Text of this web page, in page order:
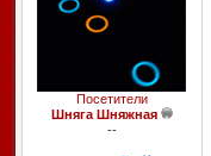
Посетители
Шняга Шняжная
--